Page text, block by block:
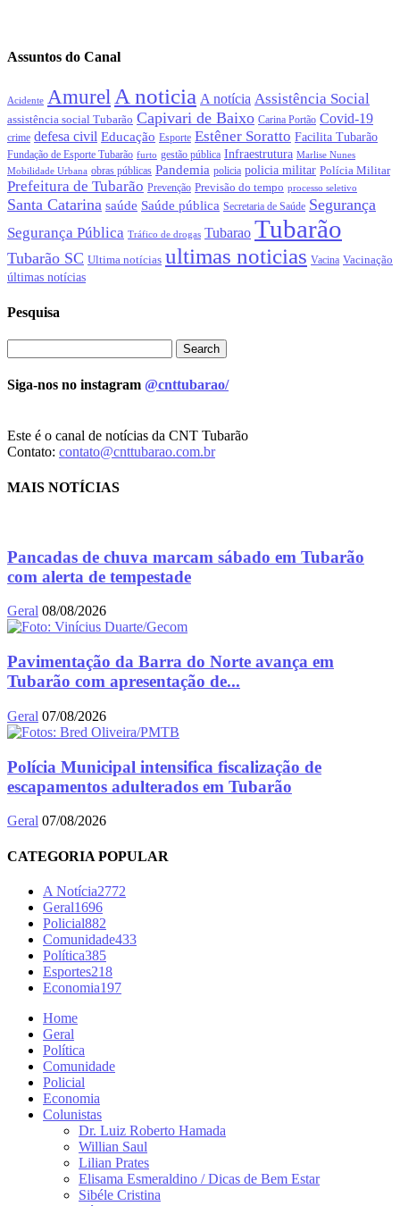
Assuntos do Canal
Acidente Amurel A noticia A notícia Assistência Social
assistência social Tubarão Capivari de Baixo Carina Portão Covid-19
crime defesa civil Educação Esporte Estêner Soratto Facilita Tubarão
Fundação de Esporte Tubarão furto gestão pública Infraestrutura Marlise Nunes
Mobilidade Urbana obras públicas Pandemia policia policia militar Polícia Militar
Prefeitura de Tubarão Prevenção Previsão do tempo processo seletivo
Santa Catarina saúde Saúde pública Secretaria de Saúde Segurança
Segurança Pública Tráfico de drogas Tubarao Tubarão
Tubarão SC Ultima notícias ultimas noticias Vacina Vacinação
últimas notícias
Pesquisa
Siga-nos no instagram @cnttubarao/
Este é o canal de notícias da CNT Tubarão
Contato: contato@cnttubarao.com.br
MAIS NOTÍCIAS
Pancadas de chuva marcam sábado em Tubarão
com alerta de tempestade
Geral 08/08/2026
Pavimentação da Barra do Norte avança em
Tubarão com apresentação de...
Geral 07/08/2026
Polícia Municipal intensifica fiscalização de
escapamentos adulterados em Tubarão
Geral 07/08/2026
CATEGORIA POPULAR
A Notícia2772
Geral1696
Policial882
Comunidade433
Política385
Esportes218
Economia197
Home
Geral
Política
Comunidade
Policial
Economia
Colunistas
Dr. Luiz Roberto Hamada
Willian Saul
Lilian Prates
Elisama Esmeraldino / Dicas de Bem Estar
Sibéle Cristina